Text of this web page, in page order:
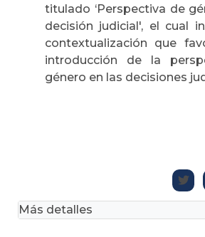
titulado ‘Perspectiva de
decisión judicial', el cual
contextualización que
introducción de la
género en las decisiones
Más detalles